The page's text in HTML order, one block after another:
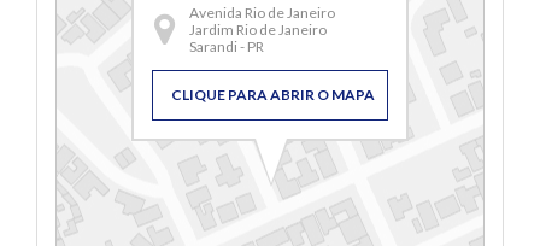
Avenida Rio de Janeiro
Jardim Rio de Janeiro
Sarandi - PR
CLIQUE PARA ABRIR O MAPA